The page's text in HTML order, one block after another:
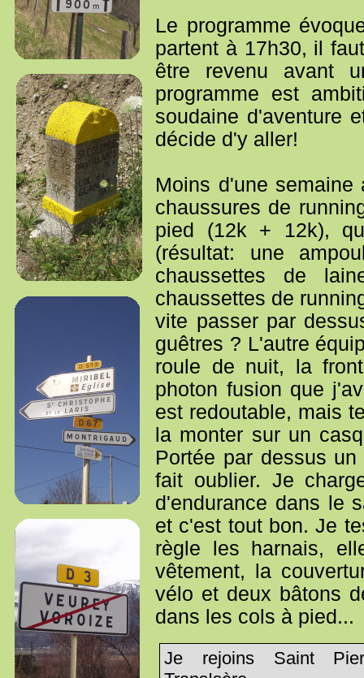
Le programme
partent à 17h30, il
être revenu avant
programme est
soudaine d'aventure
décide d'y aller!
Moins d'une semaine
chaussures de
pied (12k + 12k),
(résultat: une
chaussettes de
chaussettes de
vite passer par
guêtres ? L'autre
roule de nuit, la
photon fusion que
est redoutable, mais
la monter sur un
Portée par dessus
fait oublier. Je
d'endurance dans le
et c'est tout bon. Je
règle les harnais,
vêtement, la
vélo et deux bâtons
dans les cols à pied...
Je rejoins Saint